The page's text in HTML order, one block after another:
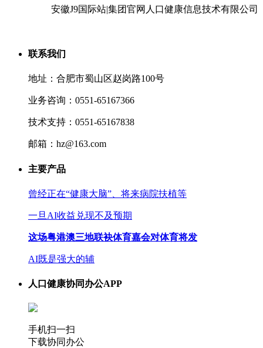
安徽J9国际站|集团官网人口健康信息技术有限公司
联系我们
地址：合肥市蜀山区赵岗路100号
业务咨询：0551-65167366
技术支持：0551-65167838
邮箱：hz@163.com
主要产品
曾经正在“健康大脑”、将来病院扶植等
一旦AI收益兑现不及预期
这场粤港澳三地联袂体育嘉会对体育将发
AI既是强大的辅
人口健康协同办公APP
手机扫一扫
下载协同办公